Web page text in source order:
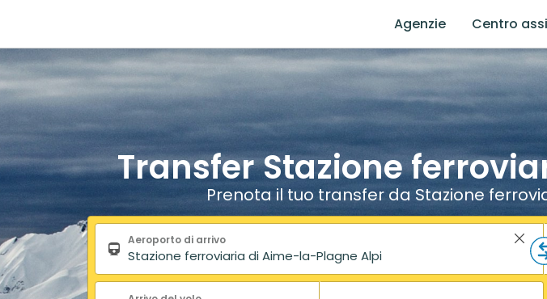
Agenzie Centro
Transfer Stazione
Prenota il tuo transfer da Stazione
Modulo di ricerca
Aeroporto di arrivo